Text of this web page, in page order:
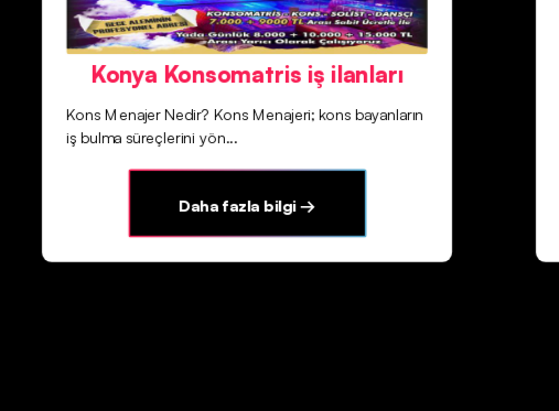
Konya Konsomatris iş ilanları
Kons Menajer Nedir? Kons Menajeri; kons bayanların
iş bulma süreçlerini yön...
Daha fazla bilgi →